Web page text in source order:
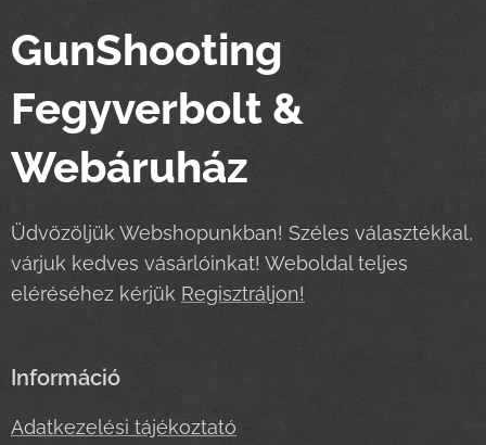
GunShooting
Fegyverbolt &
Webáruház
Üdvözöljük Webshopunkban! Széles választékkal,
várjuk kedves vásárlóinkat! Weboldal teljes
eléréséhez kérjük Regisztráljon!
Információ
Adatkezelési tájékoztató